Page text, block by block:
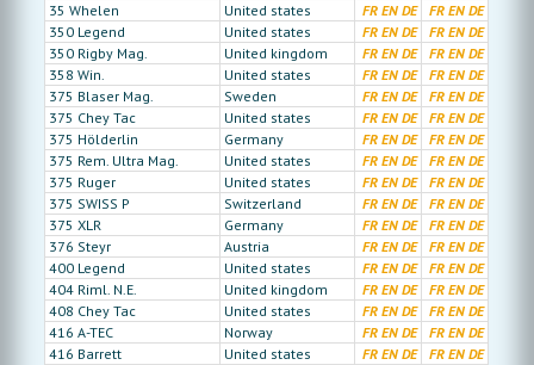
35 Whelen
United states FR EN DE FR EN DE
350 Legend
United states FR EN DE FR EN DE
350 Rigby Mag.
United kingdom FR EN DE FR EN DE
358 Win.
United states FR EN DE FR EN DE
375 Blaser Mag.
Sweden FR EN DE FR EN DE
375 Chey Tac
United states FR EN DE FR EN DE
375 Hölderlin
Germany FR EN DE FR EN DE
375 Rem. Ultra Mag.
United states FR EN DE FR EN DE
375 Ruger
United states FR EN DE FR EN DE
375 SWISS P
Switzerland FR EN DE FR EN DE
375 XLR
Germany FR EN DE FR EN DE
376 Steyr
Austria FR EN DE FR EN DE
400 Legend
United states FR EN DE FR EN DE
404 Riml. N.E.
United kingdom FR EN DE FR EN DE
408 Chey Tac
United states FR EN DE FR EN DE
416 A-TEC
Norway FR EN DE FR EN DE
416 Barrett
United states FR EN DE FR EN DE